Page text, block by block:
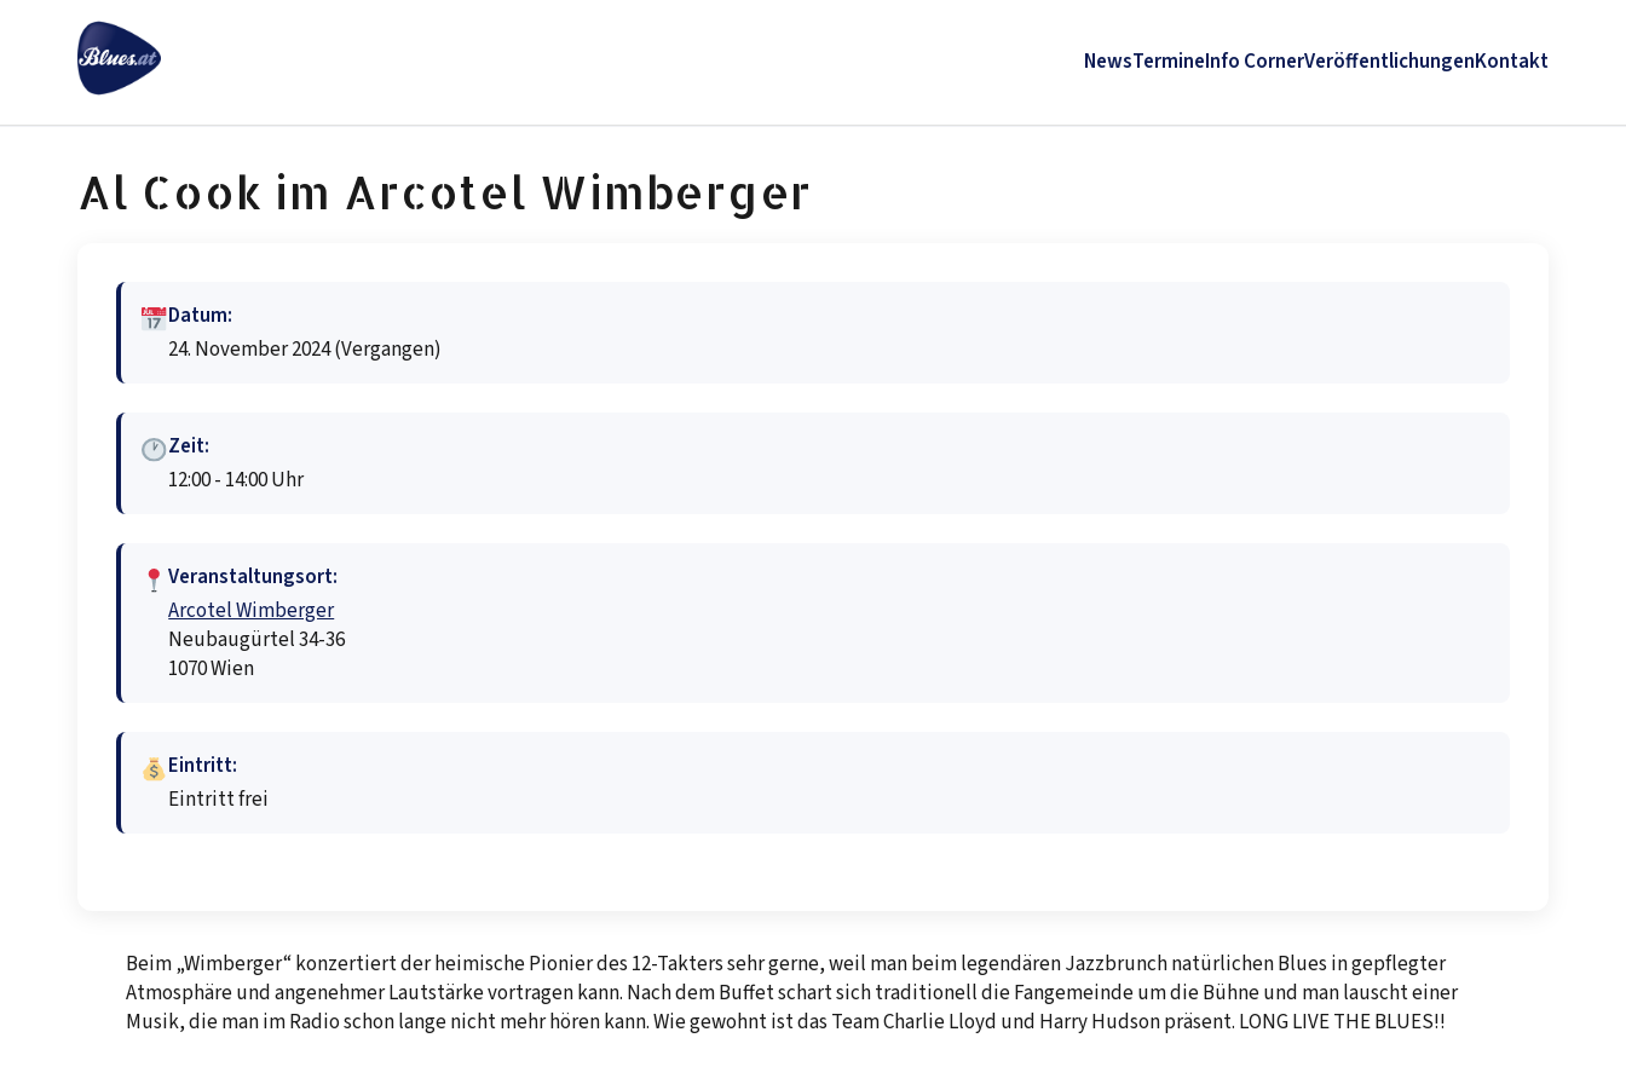
NewsTermineInfo CornerVeröffentlichungenKontakt
Al Cook im Arcotel Wimberger
Datum:
24. November 2024(Vergangen)
Zeit:
12:00 - 14:00 Uhr
Veranstaltungsort:
Arcotel Wimberger
Neubaugürtel 34-36
1070 Wien
Eintritt:
Eintritt frei
Beim „Wimberger“ konzertiert der heimische Pionier des 12-Takters sehr gerne, weil man beim legendären Jazzbrunch natürlichen Blues in gepflegter
Atmosphäre und angenehmer Lautstärke vortragen kann. Nach dem Buffet schart sich traditionell die Fangemeinde um die Bühne und man lauscht einer
Musik, die man im Radio schon lange nicht mehr hören kann. Wie gewohnt ist das Team Charlie Lloyd und Harry Hudson präsent. LONG LIVE THE BLUES!!